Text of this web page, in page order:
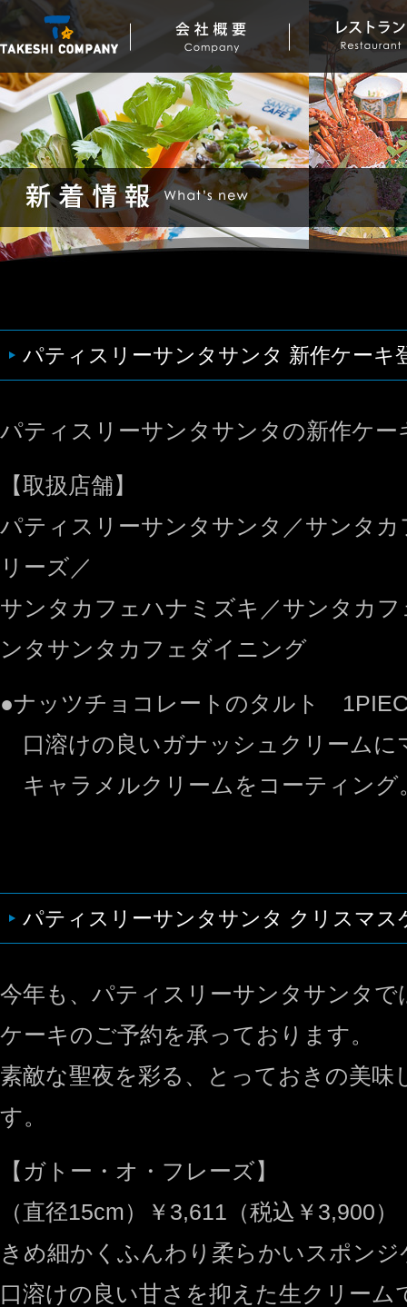
パティスリーサンタサンタ 新作ケーキ
パティスリーサンタサンタの新作ケー
【取扱店舗】
パティスリーサンタサンタ／サンタ
リーズ／
サンタカフェハナミズキ／サンタカ
ンタサンタカフェダイニング
●ナッツチョコレートのタルト
口溶けの良いガナッシュクリームに
キャラメルクリームをコーティング
パティスリーサンタサンタ クリスマス
今年も、パティスリーサンタサンタで
ケーキのご予約を承っております。
素敵な聖夜を彩る、とっておきの美味
す。
【ガトー・オ・フレーズ】
（直径15cm）￥3,611（税込￥3,900）
きめ細かくふんわり柔らかいスポンジ
口溶けの良い甘さを抑えた生クリーム